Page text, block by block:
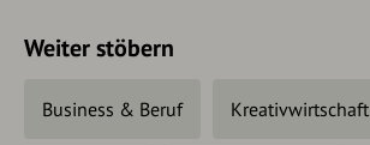
Weiter stöbern
Business & Beruf Kreativwirtschaft